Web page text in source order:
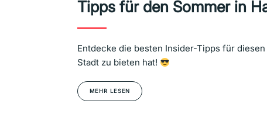
Tipps für den Sommer in
Entdecke die besten Insider-Tipps für
Stadt zu bieten hat!
MEHR LESEN